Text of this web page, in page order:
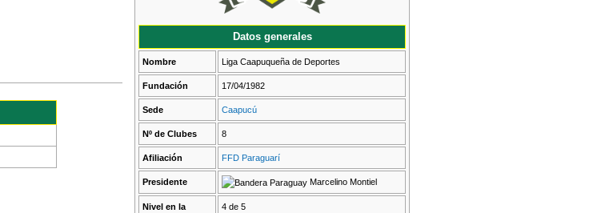
Datos generales
Nombre Liga Caapuqueña de Deportes
Fundación 17/04/1982
Sede Caapucú
Nº de Clubes 8
Afiliación FFD Paraguarí
Presidente Marcelino Montiel
Nivel en la
4 de 5